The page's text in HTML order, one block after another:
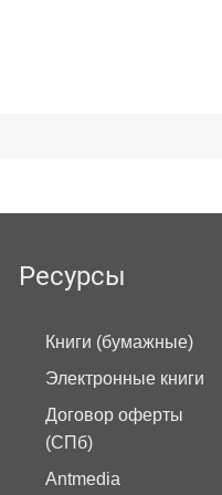
Ресурсы
Книги (бумажные)
Электронные книги
Договор оферты
(СПб)
Antmedia